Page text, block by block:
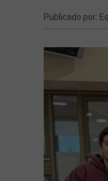
Publicado por: